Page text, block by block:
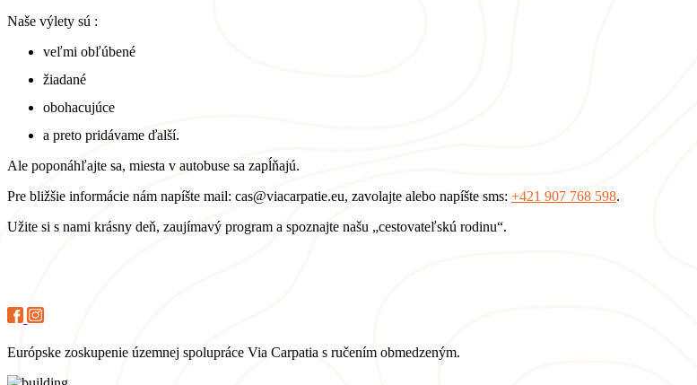
Naše výlety sú :
veľmi obľúbené
žiadané
obohacujúce
a preto pridávame ďalší.
Ale poponáhľajte sa, miesta v autobuse sa zapĺňajú.
Pre bližšie informácie nám napíšte mail: cas@viacarpatie.eu, zavolajte alebo napíšte sms: +421 907 768 598.
Užite si s nami krásny deň, zaujímavý program a spoznajte našu „cestovateľskú rodinu“.
Európske zoskupenie územnej spolupráce Via Carpatia s ručením obmedzeným.